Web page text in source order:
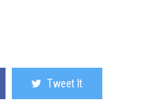
Tweet It